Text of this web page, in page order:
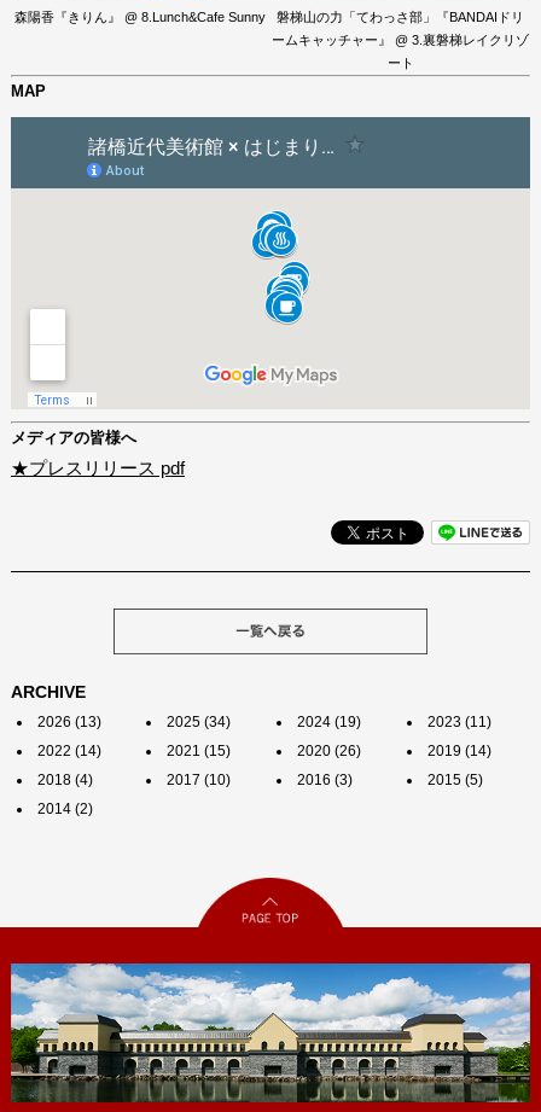
森陽香『きりん』 @ 8.Lunch&Cafe Sunny
磐梯山の力「てわっさ部」『BANDAIドリ
ームキャッチャー』 @ 3.裏磐梯レイクリゾ
ート
MAP
メディアの皆様へ
★プレスリリース pdf
ARCHIVE
2026 (13) 2025 (34) 2024 (19)
2023 (11)
2022 (14)
2021 (15) 2020 (26)
2019 (14)
2018 (4)
2017 (10) 2016 (3)
2015 (5)
2014 (2)